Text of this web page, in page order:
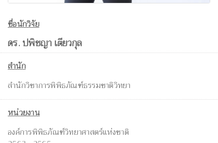
ชื่อนักวิจัย
ดร. ปพิชญา เตียวกุล
สำนัก
สำนักวิชาการพิพิธภัณฑ์ธรรมชาติวิทยา
หน่วยงาน
องค์การพิพิธภัณฑ์วิทยาศาสตร์แห่งชาติ